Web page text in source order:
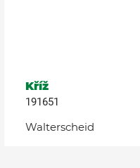
Kříž
191651
Walterscheid